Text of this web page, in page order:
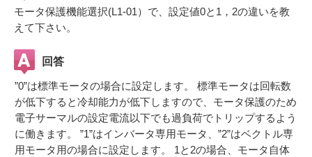
モータ保護機能選択(L1-01）で、設定値0と1，2の違いを教
えて下さい。
回答
”0”は標準モータの場合に設定します。 標準モータは回転数
が低下すると冷却能力が低下しますので、モータ保護のため
電子サーマルの設定電流以下でも過負荷でトリップするよう
に働きます。 ”1”はインバータ専用モータ、”2”はベクトル専
用モータ用の場合に設定します。 1と2の場合、モータ自体